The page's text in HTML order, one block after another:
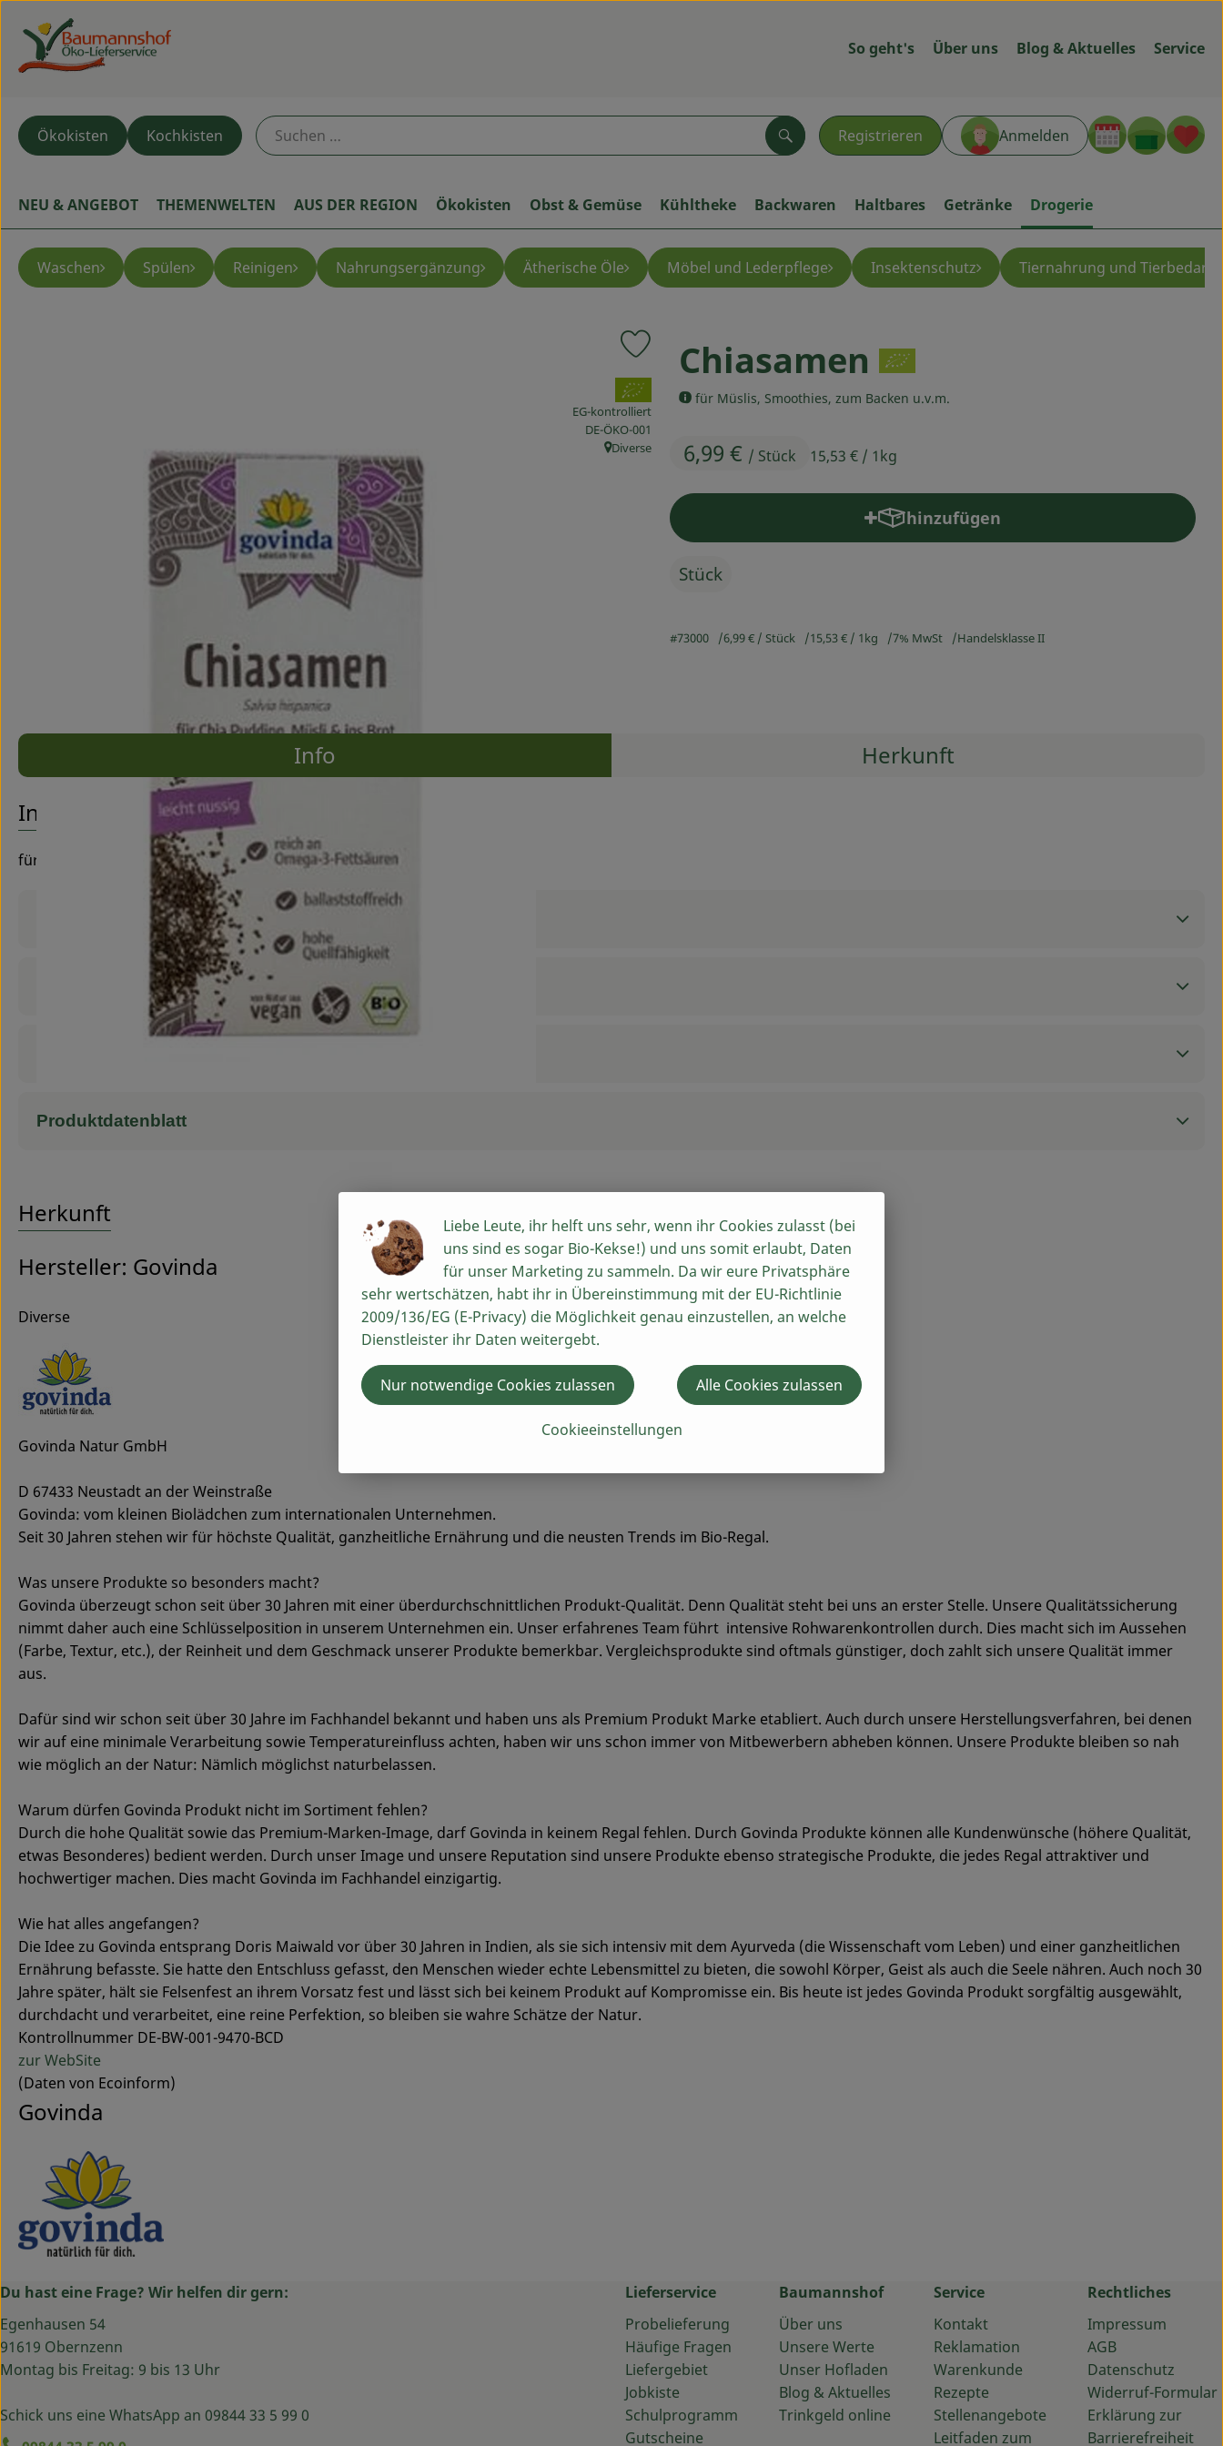
So geht's Über uns Blog & Aktuelles Service
Registrieren Anmelden
Suchen
Ökokisten Kochkisten
NEU & ANGEBOT THEMENWELTEN AUS DER REGION Ökokisten Obst & Gemüse Kühltheke Backwaren Haltbares Getränke Drogerie
Waschen Spülen Reinigen Nahrungsergänzung Ätherische Öle Möbel und Lederpflege Insektenschutz Tiernahrung und Tierbedarf
Chiasamen
für Müslis, Smoothies, zum Backen u.v.m.
6,99 € / Stück 15,53 € / 1kg
Produkt zu Favouriten hinzufügen
, Verband:
EG-kontrolliert
, Kontrollstelle:
DE-ÖKO-001
, Herkunft:
Diverse
hinzufügen
Produkt zum Warenkorb hinzufügen
Stück
#73000 6,99 € / Stück 15,53 € / 1kg 7% MwSt Handelsklasse II
Rezepte
Info
Herkunft
Entdecke passende Rezepte
Info
für Müslis, Smoothies, zum Backen u.v.m.
Produktinformationen
Produktdatenblatt
Herkunft
Hersteller: Govinda
Diverse
Govinda Natur GmbH
D 67433 Neustadt an der Weinstraße
Govinda: vom kleinen Biolädchen zum internationalen Unternehmen.
Seit 30 Jahren stehen wir für höchste Qualität, ganzheitliche Ernährung und die neusten Trends im Bio-Regal.
Was unsere Produkte so besonders macht?
Govinda überzeugt schon seit über 30 Jahren mit einer überdurchschnittlichen Produkt-Qualität. Denn Qualität steht bei uns an erster Stelle. Unsere Qualitätssicherung
nimmt daher auch eine Schlüsselposition in unserem Unternehmen ein. Unser erfahrenes Team führt intensive Rohwarenkontrollen durch. Dies macht sich im Aussehen
(Farbe, Textur, etc.), der Reinheit und dem Geschmack unserer Produkte bemerkbar. Vergleichsprodukte sind oftmals günstiger, doch zahlt sich unsere Qualität immer
aus.
Dafür sind wir schon seit über 30 Jahre im Fachhandel bekannt und haben uns als Premium Produkt Marke etabliert. Auch durch unsere Herstellungsverfahren, bei denen
wir auf eine minimale Verarbeitung sowie Temperatureinfluss achten, haben wir uns schon immer von Mitbewerbern abheben können. Unsere Produkte bleiben so nah
wie möglich an der Natur: Nämlich möglichst naturbelassen.
Warum dürfen Govinda Produkt nicht im Sortiment fehlen?
Durch die hohe Qualität sowie das Premium-Marken-Image, darf Govinda in keinem Regal fehlen. Durch Govinda Produkte können alle Kundenwünsche (höhere Qualität,
etwas Besonderes) bedient werden. Durch unser Image und unsere Reputation sind unsere Produkte ebenso strategische Produkte, die jedes Regal attraktiver und
hochwertiger machen. Dies macht Govinda im Fachhandel einzigartig.
Wie hat alles angefangen?
Die Idee zu Govinda entsprang Doris Maiwald vor über 30 Jahren in Indien, als sie sich intensiv mit dem Ayurveda (die Wissenschaft vom Leben) und einer ganzheitlichen
Ernährung befasste. Sie hatte den Entschluss gefasst, den Menschen wieder echte Lebensmittel zu bieten, die sowohl Körper, Geist als auch die Seele nähren. Auch noch 30
Jahre später, hält sie Felsenfest an ihrem Vorsatz fest und lässt sich bei keinem Produkt auf Kompromisse ein. Bis heute ist jedes Govinda Produkt sorgfältig ausgewählt,
durchdacht und verarbeitet, eine reine Perfektion, so bleiben sie wahre Schätze der Natur.
Kontrollnummer DE-BW-001-9470-BCD
zur WebSite
(Daten von Ecoinform)
Govinda
Du hast eine Frage? Wir helfen dir gern:
Egenhausen 54
91619 Obernzenn
Montag bis Freitag: 9 bis 13 Uhr
Schick uns eine WhatsApp an 09844 33 5 99 0
Lieferservice
Probelieferung
Häufige Fragen
Liefergebiet
Jobkiste
Schulprogramm
Gutscheine
Baumannshof
Über uns
Unsere Werte
Unser Hofladen
Blog & Aktuelles
Trinkgeld online
Service
Kontakt
Reklamation
Warenkunde
Rezepte
Stellenangebote
Leitfaden zum
Rechtliches
Impressum
AGB
Datenschutz
Widerruf-Formular
Erklärung zur
Barrierefreiheit
Liebe Leute, ihr helft uns sehr, wenn ihr Cookies zulasst (bei
uns sind es sogar Bio-Kekse!) und uns somit erlaubt, Daten
für unser Marketing zu sammeln. Da wir eure Privatsphäre
sehr wertschätzen, habt ihr in Übereinstimmung mit der EU-Richtlinie
2009/136/EG (E-Privacy) die Möglichkeit genau einzustellen, an welche
Dienstleister ihr Daten weitergebt.
Cookieeinstellungen
Nur notwendige Cookies zulassen Alle Cookies zulassen